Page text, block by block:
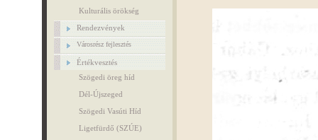
Kulturális örökség
Rendezvények
Városrész fejlesztés
Értékvesztés
Szögedi öreg híd
Dél-Újszeged
Szögedi Vasúti Híd
Ligetfürdő (SZÚE)